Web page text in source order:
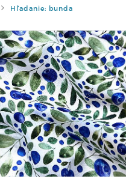
Hľadanie: bunda